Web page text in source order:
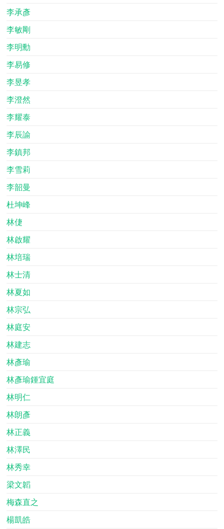
李承彥
李敏剛
李明勳
李易修
李昱孝
李澄然
李耀泰
李辰諭
李鎮邦
李雪莉
李韶曼
杜坤峰
林倢
林啟耀
林培瑞
林士清
林夏如
林宗弘
林庭安
林建志
林彥瑜
林彥瑜鍾宜庭
林明仁
林朗彥
林正義
林澤民
林秀幸
梁文韜
梅森直之
楊凱皓